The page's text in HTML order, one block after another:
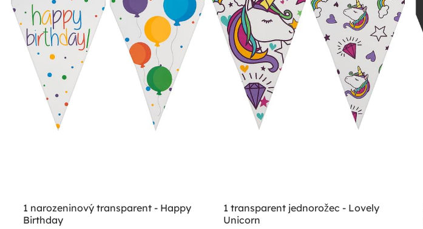
1 narozeninový transparent - Happy
Birthday
1 transparent jednorožec - Lovely
Unicorn